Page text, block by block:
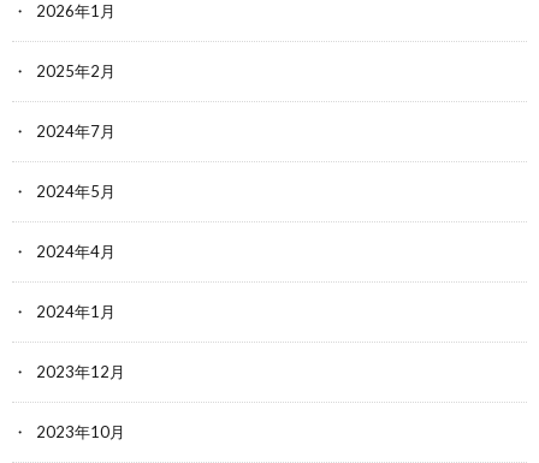
2026年1月
2025年2月
2024年7月
2024年5月
2024年4月
2024年1月
2023年12月
2023年10月